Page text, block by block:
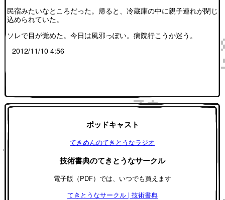
民宿みたいなところだった。帰ると、冷蔵庫の中に親子連れが閉じ
込められていた。
ソレで目が覚めた。今日は風邪っぽい。病院行こうか迷う。
2012/11/10 4:56
ポッドキャスト
てきめんのてきとうなラジオ
技術書典のてきとうなサークル
電子版（PDF）では、いつでも買えます
てきとうなサークル | 技術書典